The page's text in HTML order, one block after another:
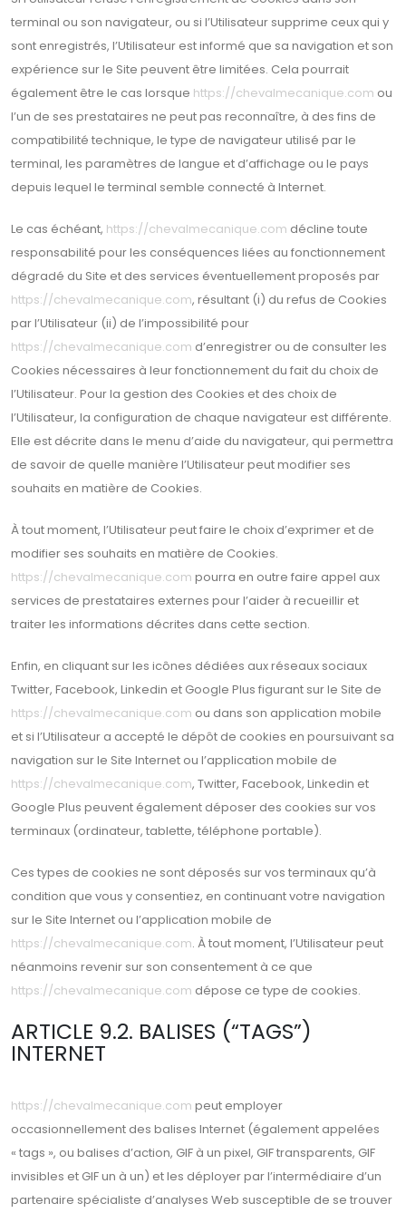
terminal ou son navigateur, ou si l’Utilisateur supprime ceux qui y
sont enregistrés, l’Utilisateur est informé que sa navigation et son
expérience sur le Site peuvent être limitées. Cela pourrait
également être le cas lorsque https://chevalmecanique.com ou
l’un de ses prestataires ne peut pas reconnaître, à des fins de
compatibilité technique, le type de navigateur utilisé par le
terminal, les paramètres de langue et d’affichage ou le pays
depuis lequel le terminal semble connecté à Internet.
Le cas échéant, https://chevalmecanique.com décline toute
responsabilité pour les conséquences liées au fonctionnement
dégradé du Site et des services éventuellement proposés par
https://chevalmecanique.com, résultant (i) du refus de Cookies
par l’Utilisateur (ii) de l’impossibilité pour
https://chevalmecanique.com d’enregistrer ou de consulter les
Cookies nécessaires à leur fonctionnement du fait du choix de
l’Utilisateur. Pour la gestion des Cookies et des choix de
l’Utilisateur, la configuration de chaque navigateur est différente.
Elle est décrite dans le menu d’aide du navigateur, qui permettra
de savoir de quelle manière l’Utilisateur peut modifier ses
souhaits en matière de Cookies.
À tout moment, l’Utilisateur peut faire le choix d’exprimer et de
modifier ses souhaits en matière de Cookies.
https://chevalmecanique.com pourra en outre faire appel aux
services de prestataires externes pour l’aider à recueillir et
traiter les informations décrites dans cette section.
Enfin, en cliquant sur les icônes dédiées aux réseaux sociaux
Twitter, Facebook, Linkedin et Google Plus figurant sur le Site de
https://chevalmecanique.com ou dans son application mobile
et si l’Utilisateur a accepté le dépôt de cookies en poursuivant sa
navigation sur le Site Internet ou l’application mobile de
https://chevalmecanique.com, Twitter, Facebook, Linkedin et
Google Plus peuvent également déposer des cookies sur vos
terminaux (ordinateur, tablette, téléphone portable).
Ces types de cookies ne sont déposés sur vos terminaux qu’à
condition que vous y consentiez, en continuant votre navigation
sur le Site Internet ou l’application mobile de
https://chevalmecanique.com. À tout moment, l’Utilisateur peut
néanmoins revenir sur son consentement à ce que
https://chevalmecanique.com dépose ce type de cookies.
ARTICLE 9.2. BALISES (“TAGS”)
INTERNET
https://chevalmecanique.com peut employer
occasionnellement des balises Internet (également appelées
« tags », ou balises d’action, GIF à un pixel, GIF transparents, GIF
invisibles et GIF un à un) et les déployer par l’intermédiaire d’un
partenaire spécialiste d’analyses Web susceptible de se trouver